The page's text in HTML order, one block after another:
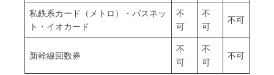
私鉄系カード（メトロ）・パスネッ
ト・イオカード
不
可
不
可
不可
新幹線回数券
不
可
不
可
不可